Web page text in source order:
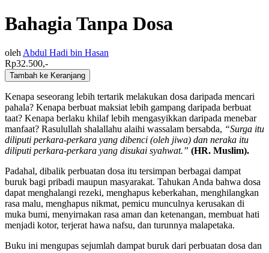
Bahagia Tanpa Dosa
olehAbdul Hadi bin Hasan
Rp32.500,-
Tambah ke Keranjang
Kenapa seseorang lebih tertarik melakukan dosa daripada mencari
pahala? Kenapa berbuat maksiat lebih gampang daripada berbuat
taat? Kenapa berlaku khilaf lebih mengasyikkan daripada menebar
manfaat? Rasulullah shalallahu alaihi wassalam bersabda, “Surga itu
diliputi perkara-perkara yang dibenci (oleh jiwa) dan neraka itu
diliputi perkara-perkara yang disukai syahwat.” (HR. Muslim).
Padahal, dibalik perbuatan dosa itu tersimpan berbagai dampat
buruk bagi pribadi maupun masyarakat. Tahukan Anda bahwa dosa
dapat menghalangi rezeki, menghapus keberkahan, menghilangkan
rasa malu, menghapus nikmat, pemicu munculnya kerusakan di
muka bumi, menyirnakan rasa aman dan ketenangan, membuat hati
menjadi kotor, terjerat hawa nafsu, dan turunnya malapetaka.
Buku ini mengupas sejumlah dampat buruk dari perbuatan dosa dan